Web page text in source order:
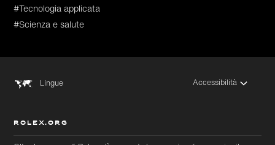
#Tecnologia applicata
#Scienza e salute
Lingue Accessibilità
ROLEX.ORG